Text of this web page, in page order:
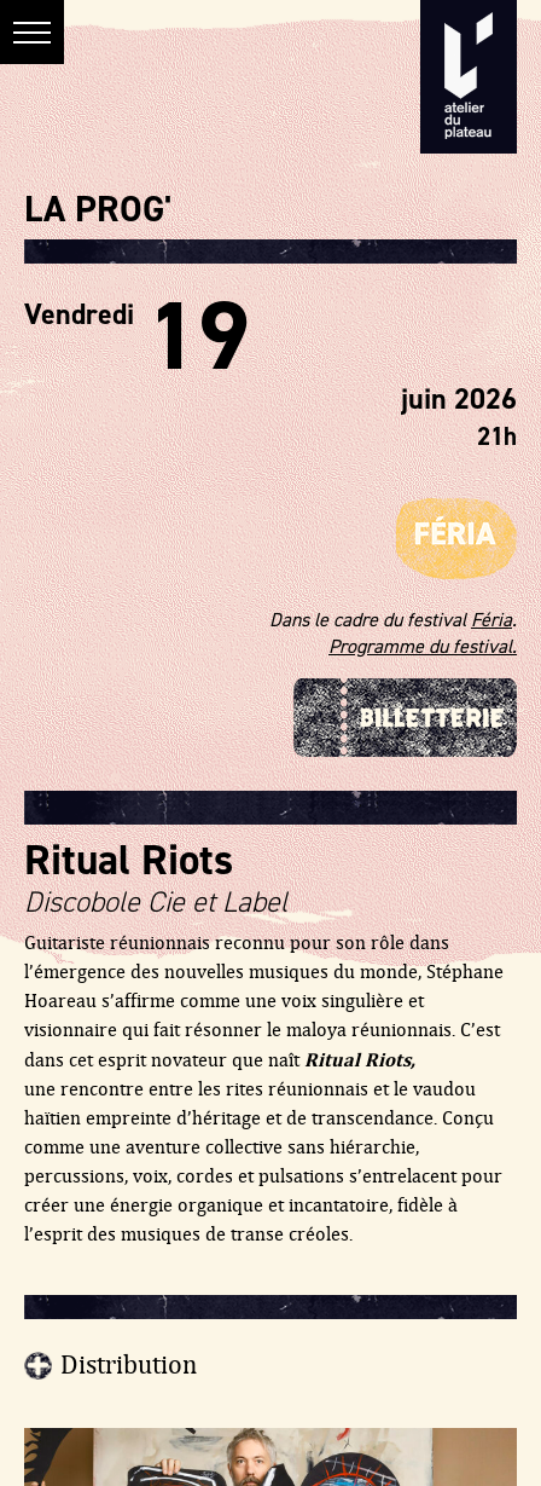
LA PROG'
Ritual Riots
Discobole Cie et Label
Guitariste réunionnais reconnu pour son rôle dans
l’émergence des nouvelles musiques du monde, Stéphane
Hoareau s’affirme comme une voix singulière et
visionnaire qui fait résonner le maloya réunionnais. C’est
dans cet esprit novateur que naîtRitual Riots,
une rencontre entre les rites réunionnais et le vaudou
haïtien empreinte d’héritage et de transcendance. Conçu
comme une aventure collective sans hiérarchie,
percussions, voix, cordes et pulsations s’entrelacent pour
créer une énergie organique et incantatoire, fidèle à
l’esprit des musiques de transe créoles.
Vendredi 19 juin 2026
21h
Dans le cadre du festivalFéria.
Programme du festival.
Distribution